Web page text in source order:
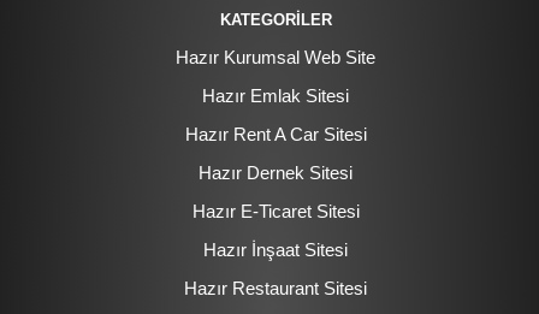
KATEGORİLER
Hazır Kurumsal Web Site
Hazır Emlak Sitesi
Hazır Rent A Car Sitesi
Hazır Dernek Sitesi
Hazır E-Ticaret Sitesi
Hazır İnşaat Sitesi
Hazır Restaurant Sitesi